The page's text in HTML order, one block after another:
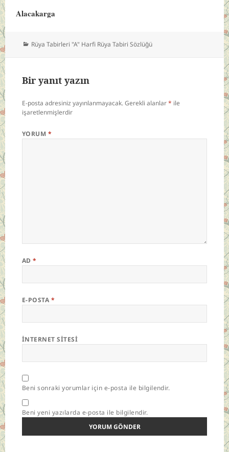
Alacakarga
Kategoriler
Rüya Tabirleri "A" Harfi Rüya Tabiri Sözlüğü
Bir yanıt yazın
E-posta adresiniz yayınlanmayacak.Gerekli alanlar* ile
işaretlenmişlerdir
YORUM *
AD*
E-POSTA *
İNTERNET SITESI
Beni sonraki yorumlar için e-posta ile bilgilendir.
Beni yeni yazılarda e-posta ile bilgilendir.